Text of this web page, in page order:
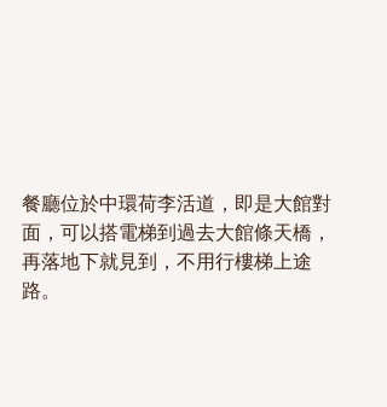
餐廳位於中環荷李活道，即是大館對
面，可以搭電梯到過去大館條天橋，
再落地下就見到，不用行樓梯上途
路。